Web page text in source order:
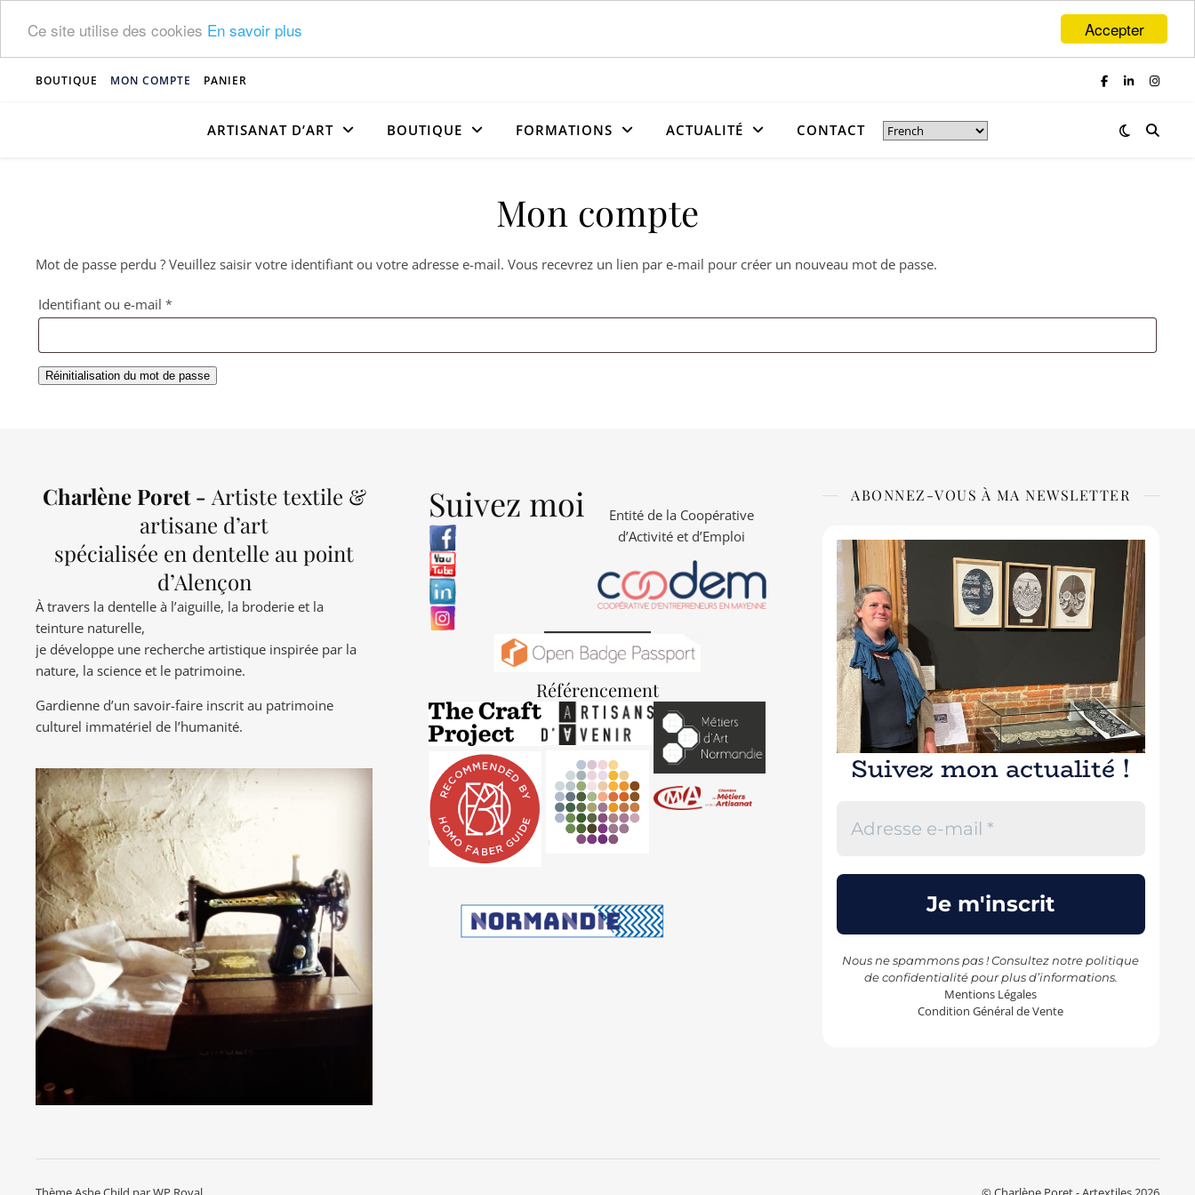
Accepter
Ce site utilise des cookies En savoir plus
BOUTIQUE MON COMPTE PANIER
ARTISANAT D’ART BOUTIQUE FORMATIONS ACTUALITÉ CONTACT
Mon compte
Mot de passe perdu ? Veuillez saisir votre identifiant ou votre adresse e-mail. Vous recevrez un lien par e-mail pour créer un nouveau mot de passe.
Identifiant ou e-mail *
Réinitialisation du mot de passe
Charlène Poret - Artiste textile &
artisane d’art
spécialisée en dentelle au point
d’Alençon
À travers la dentelle à l’aiguille, la broderie et la
teinture naturelle,
je développe une recherche artistique inspirée par la
nature, la science et le patrimoine.
Gardienne d’un savoir-faire inscrit au patrimoine
culturel immatériel de l’humanité.
Suivez moi
Entité de la Coopérative
d’Activité et d’Emploi
Référencement
ABONNEZ-VOUS À MA NEWSLETTER
Suivez mon actualité !
Nous ne spammons pas ! Consultez notre politique
de confidentialitépour plus d’informations.
Mentions Légales
Condition Général de Vente